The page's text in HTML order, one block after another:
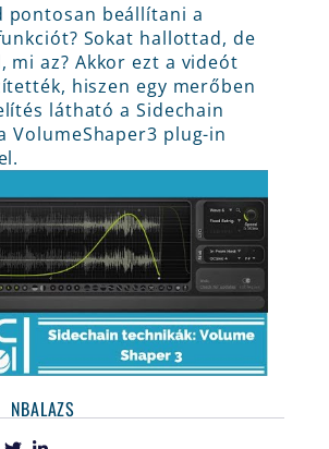
pontosan beállítani a
Sokat hallottad, de
mi az? Akkor ezt a videót
hiszen egy merőben
látható a Sidechain
VolumeShaper3 plug-in
NBALAZS